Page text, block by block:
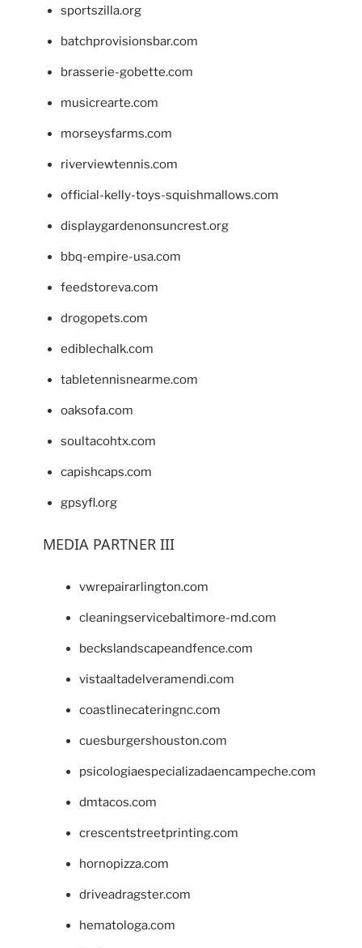
sportszilla.org
batchprovisionsbar.com
brasserie-gobette.com
musicrearte.com
morseysfarms.com
riverviewtennis.com
official-kelly-toys-squishmallows.com
displaygardenonsuncrest.org
bbq-empire-usa.com
feedstoreva.com
drogopets.com
ediblechalk.com
tabletennisnearme.com
oaksofa.com
soultacohtx.com
capishcaps.com
gpsyfl.org
MEDIA PARTNER III
vwrepairarlington.com
cleaningservicebaltimore-md.com
beckslandscapeandfence.com
vistaaltadelveramendi.com
coastlinecateringnc.com
cuesburgershouston.com
psicologiaespecializadaencampeche.com
dmtacos.com
crescentstreetprinting.com
hornopizza.com
driveadragster.com
hematologa.com